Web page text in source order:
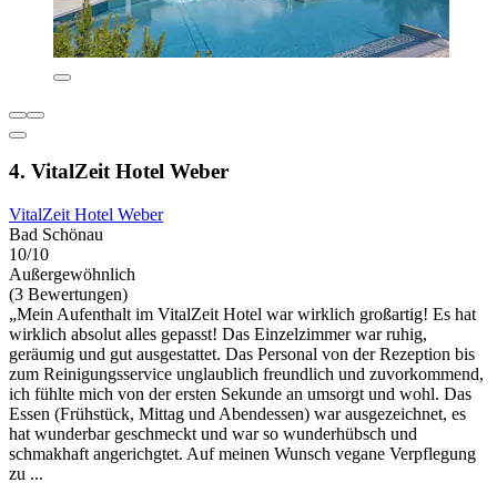
4. VitalZeit Hotel Weber
VitalZeit Hotel Weber
Bad Schönau
10/10
Außergewöhnlich
(3 Bewertungen)
„Mein Aufenthalt im VitalZeit Hotel war wirklich großartig! Es hat
wirklich absolut alles gepasst! Das Einzelzimmer war ruhig,
geräumig und gut ausgestattet. Das Personal von der Rezeption bis
zum Reinigungsservice unglaublich freundlich und zuvorkommend,
ich fühlte mich von der ersten Sekunde an umsorgt und wohl. Das
Essen (Frühstück, Mittag und Abendessen) war ausgezeichnet, es
hat wunderbar geschmeckt und war so wunderhübsch und
schmakhaft angerichgtet. Auf meinen Wunsch vegane Verpflegung
zu ...